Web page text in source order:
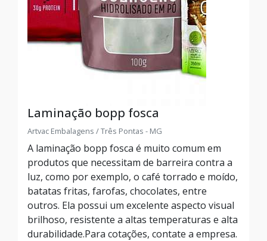
Laminação bopp fosca
Artvac Embalagens / Três Pontas - MG
A laminação bopp fosca é muito comum em
produtos que necessitam de barreira contra a
luz, como por exemplo, o café torrado e moído,
batatas fritas, farofas, chocolates, entre
outros. Ela possui um excelente aspecto visual
brilhoso, resistente a altas temperaturas e alta
durabilidade.Para cotações, contate a empresa.